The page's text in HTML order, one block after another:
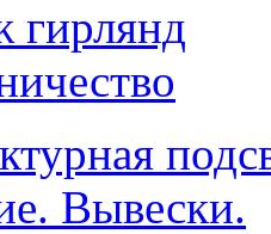
Вывески.